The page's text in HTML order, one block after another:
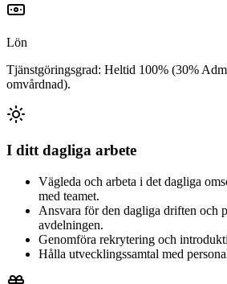
Lön
Tjänstgöringsgrad: Heltid 100% (30%
omvårdnad).
I ditt dagliga arbete
Vägleda och arbeta i det dagliga
med teamet.
Ansvara för den dagliga driften och
avdelningen.
Genomföra rekrytering och
Hålla utvecklingssamtal med